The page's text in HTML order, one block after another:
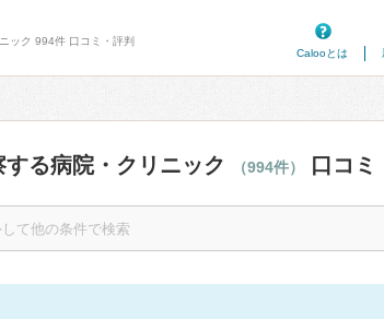
ック 994件 口コミ・評判
Calooとは
る病院・クリニック （994件） 口コミ